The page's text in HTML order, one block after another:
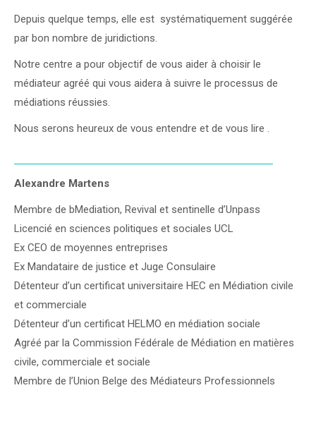
Depuis quelque temps, elle est systématiquement suggérée
par bon nombre de juridictions.
Notre centre a pour objectif de vous aider à choisir le
médiateur agréé qui vous aidera à suivre le processus de
médiations réussies.
Nous serons heureux de vous entendre et de vous lire .
Alexandre Martens
Membre de bMediation, Revival et sentinelle d’Unpass
Licencié en sciences politiques et sociales UCL
Ex CEO de moyennes entreprises
Ex Mandataire de justice et Juge Consulaire
Détenteur d’un certificat universitaire HEC en Médiation civile
et commerciale
Détenteur d’un certificat HELMO en médiation sociale
Agréé par la Commission Fédérale de Médiation en matières
civile, commerciale et sociale
Membre de l’Union Belge des Médiateurs Professionnels